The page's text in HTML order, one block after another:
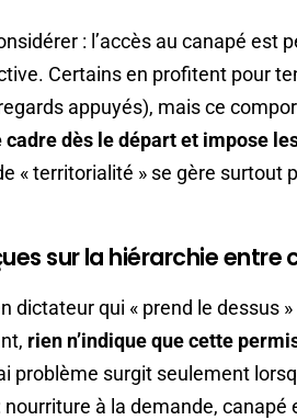
: l’accès au canapé est
Certains en profitent pour
appuyés), mais ce
cadre dès le départ et impose
« territorialité » se gère surtout
sur la hiérarchie
dictateur qui « prend le dessus
rien n’indique que cette
problème surgit seulement
à la demande, canapé